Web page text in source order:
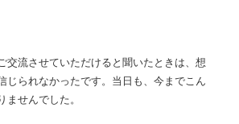
交流させていただけると聞いたときは、想
じられなかったです。当日も、今までこん
ませんでした。